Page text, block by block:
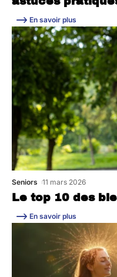
En savoir plus
Le top 10 des
Seniors 11 mars 2026
En savoir plus